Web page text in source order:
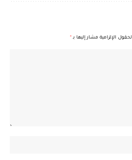
الإلزامية مشار إليها بـ *